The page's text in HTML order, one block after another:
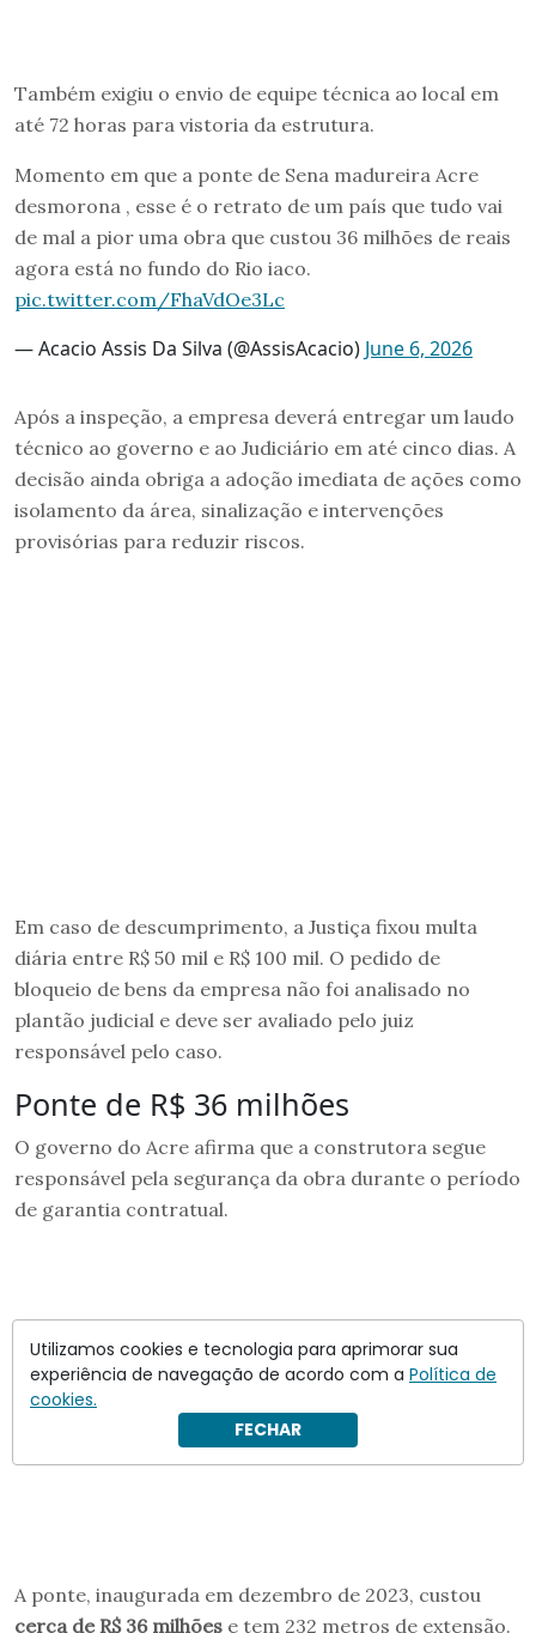
Também exigiu o envio de equipe técnica ao local em
até 72 horas para vistoria da estrutura.
Momento em que a ponte de Sena madureira Acre
desmorona , esse é o retrato de um país que tudo vai
de mal a pior uma obra que custou 36 milhões de reais
agora está no fundo do Rio iaco.
pic.twitter.com/FhaVdOe3Lc
— Acacio Assis Da Silva (@AssisAcacio) June 6, 2026
Após a inspeção, a empresa deverá entregar um laudo
técnico ao governo e ao Judiciário em até cinco dias. A
decisão ainda obriga a adoção imediata de ações como
isolamento da área, sinalização e intervenções
provisórias para reduzir riscos.
Em caso de descumprimento, a Justiça fixou multa
diária entre R$ 50 mil e R$ 100 mil. O pedido de
bloqueio de bens da empresa não foi analisado no
plantão judicial e deve ser avaliado pelo juiz
responsável pelo caso.
Ponte de R$ 36 milhões
O governo do Acre afirma que a construtora segue
responsável pela segurança da obra durante o período
de garantia contratual.
A ponte, inaugurada em dezembro de 2023, custou
cerca de R$ 36 milhões e tem 232 metros de extensão.
Utilizamos cookies e tecnologia para aprimorar sua
experiência de navegação de acordo com a Política de
cookies.
FECHAR